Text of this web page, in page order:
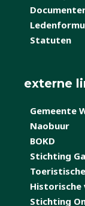
Statuten
externe
Gemeente
Naobuur
BOKD
Stichting
Historische
Stichting